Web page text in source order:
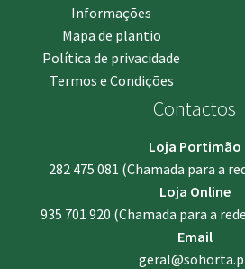
Informações
Mapa de plantio
Política de privacidade
Termos e Condições
Contactos
Loja Portimão
282 475 081 (Chamada para a
Loja Online
935 701 920 (Chamada para a
Email